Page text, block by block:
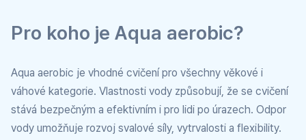
Pro koho je Aqua aerobic?
Aqua aerobic je vhodné cvičení pro všechny věkové i
váhové kategorie. Vlastnosti vody způsobují, že se cvičení
stává bezpečným a efektivním i pro lidi po úrazech. Odpor
vody umožňuje rozvoj svalové síly, vytrvalosti a flexibility.